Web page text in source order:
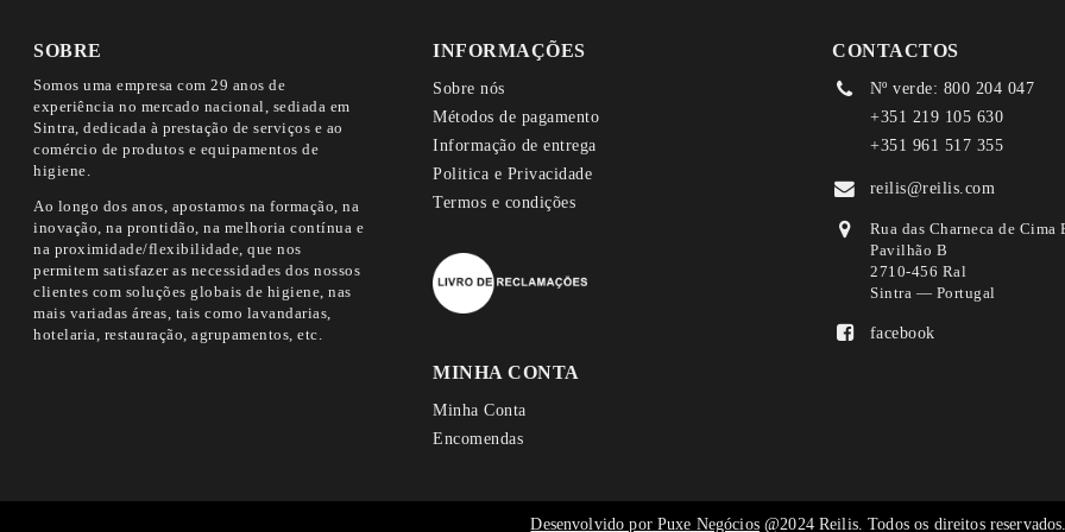
SOBRE
Somos uma empresa com 29 anos de
experiência no mercado nacional, sediada em
Sintra, dedicada à prestação de serviços e ao
comércio de produtos e equipamentos de
higiene.
Ao longo dos anos, apostamos na formação, na
inovação, na prontidão, na melhoria contínua e
na proximidade/flexibilidade, que nos
permitem satisfazer as necessidades dos nossos
clientes com soluções globais de higiene, nas
mais variadas áreas, tais como lavandarias,
hotelaria, restauração, agrupamentos, etc.
INFORMAÇÕES
Sobre nós
Métodos de pagamento
Informação de entrega
Politica e Privacidade
Termos e condições
MINHA CONTA
Minha Conta
Encomendas
CONTACTOS
Nº verde: 800 204 047
+351 219 105 630
+351 961 517 355
reilis@reilis.com
Rua das Charneca de Cima
Pavilhão B
2710-456 Ral
Sintra — Portugal
facebook
Desenvolvido por Puxe Negócios@2024 Reilis. Todos os direitos reservados.